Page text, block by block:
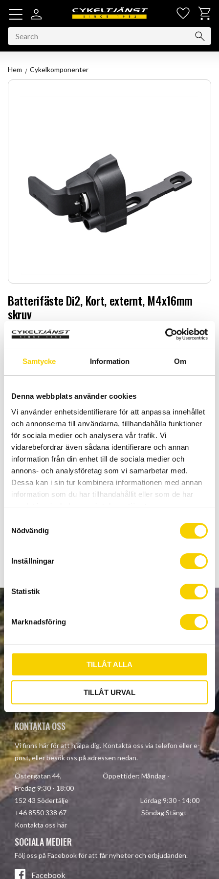
Samtycke Information Om
Denna webbplats använder cookies
Vi använder enhetsidentifierare för att anpassa innehållet
och annonserna till användarna, tillhandahålla funktioner
för sociala medier och analysera vår trafik. Vi
vidarebefordrar även sådana identifierare och annan
information från din enhet till de sociala medier och
annons- och analysföretag som vi samarbetar med.
Dessa kan i sin tur kombinera informationen med annan
information som du har tillhandahållit eller som de har
samlat in när du har använt deras tjänster.
k
e
s
v
a
l
Nödvändig
Inställningar
Statistik
Marknadsföring
TILLÅT ALLA
TILLÅT URVAL
Menu
Basket
Hem Cykelkomponenter
Batterifäste Di2, Kort, externt, M4x16mm
skruv
Batterifäste Di2, Kort, externt, M4x16mm skruv
1 199:-
Quantity
-
BUY
Add
Certifierad cykelservice & Shimano Service Center
Stock status
1 pc. in stock
Cables Derailleur
SUBSCRIBE
Your personal information is processed in accordance with our
KONTAKTA OSS
Vi finns här för att hjälpa dig. Kontakta oss via telefon eller e-
post, eller besök oss på adressen nedan.
Östergatan 44, Öppettider: Måndag -
Fredag 9:30 - 18:00
152 43 Södertälje Lördag 9:30 - 14:00
+46 8550 338 67 Söndag Stängt
Kontakta oss här
SOCIALA MEDIER
Följ oss på Facebook för att får nyheter och erbjudanden.
Facebook